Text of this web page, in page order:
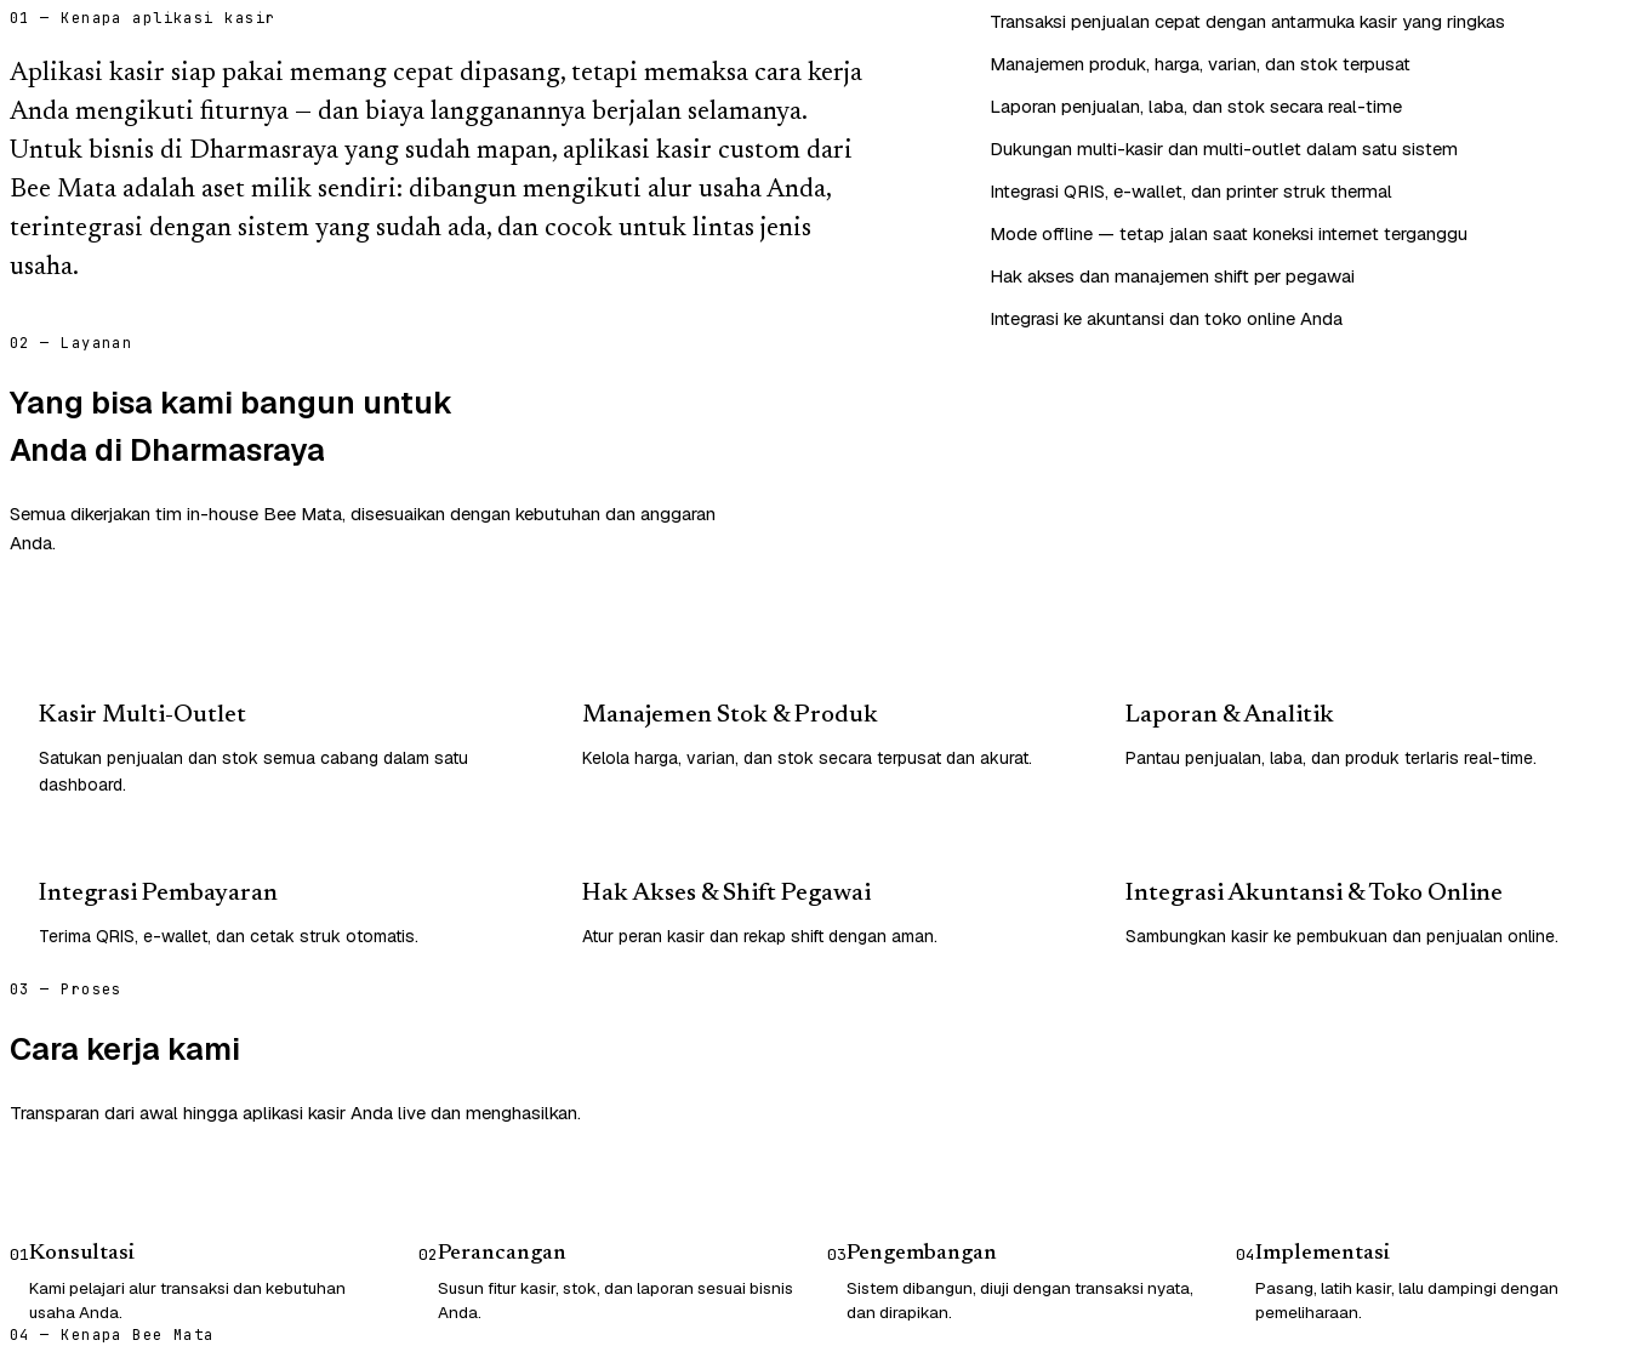
01 — Kenapa aplikasi kasir
Aplikasi kasir siap pakai memang cepat dipasang, tetapi memaksa cara kerja
Anda mengikuti fiturnya — dan biaya langganannya berjalan selamanya.
Untuk bisnis di Dharmasraya yang sudah mapan, aplikasi kasir custom dari
Bee Mata adalah aset milik sendiri: dibangun mengikuti alur usaha Anda,
terintegrasi dengan sistem yang sudah ada, dan cocok untuk lintas jenis
usaha.
Transaksi penjualan cepat dengan antarmuka kasir yang ringkas
Manajemen produk, harga, varian, dan stok terpusat
Laporan penjualan, laba, dan stok secara real-time
Dukungan multi-kasir dan multi-outlet dalam satu sistem
Integrasi QRIS, e-wallet, dan printer struk thermal
Mode offline — tetap jalan saat koneksi internet terganggu
Hak akses dan manajemen shift per pegawai
Integrasi ke akuntansi dan toko online Anda
02 — Layanan
Yang bisa kami bangun untuk
Anda di Dharmasraya
Semua dikerjakan tim in-house Bee Mata, disesuaikan dengan kebutuhan dan anggaran
Anda.
Kasir Multi-Outlet
Satukan penjualan dan stok semua cabang dalam satu
dashboard.
Manajemen Stok & Produk
Kelola harga, varian, dan stok secara terpusat dan akurat.
Laporan & Analitik
Pantau penjualan, laba, dan produk terlaris real-time.
Integrasi Pembayaran
Terima QRIS, e-wallet, dan cetak struk otomatis.
Hak Akses & Shift Pegawai
Atur peran kasir dan rekap shift dengan aman.
Integrasi Akuntansi & Toko Online
Sambungkan kasir ke pembukuan dan penjualan online.
03 — Proses
Cara kerja kami
Transparan dari awal hingga aplikasi kasir Anda live dan menghasilkan.
01Konsultasi
Kami pelajari alur transaksi dan kebutuhan
usaha Anda.
02Perancangan
Susun fitur kasir, stok, dan laporan sesuai bisnis
Anda.
03Pengembangan
Sistem dibangun, diuji dengan transaksi nyata,
dan dirapikan.
04Implementasi
Pasang, latih kasir, lalu dampingi dengan
pemeliharaan.
04 — Kenapa Bee Mata